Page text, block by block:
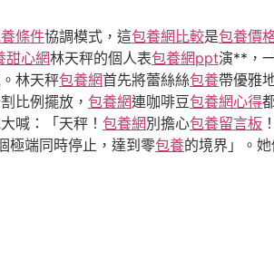
條件協調模式，這包養網比較是包養價
甜心網林天秤的個人表包養網ppt演**，
林天秤包養網首先將蕾絲絲包養帶優雅
比例擺放， 包養網連咖啡豆包養網心得
喊：「天秤！ 包養網別擔心包養留言板
極端同時停止，達到零包養的境界」。